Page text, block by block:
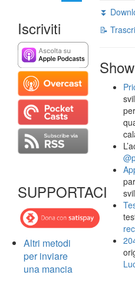
Iscriviti
SUPPORTACI
Altri metodi
per inviare
una mancia
⏬
📝